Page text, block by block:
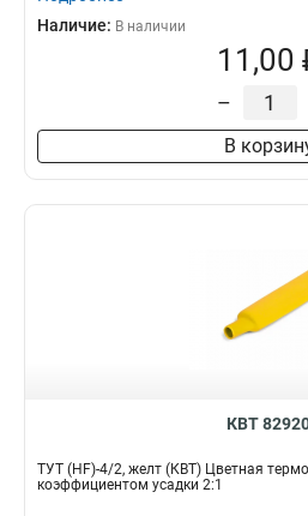
Наличие: В наличии
11,00
–
В
КВТ
ТУТ (HF)-4/2, желт (КВТ) Цветная
коэффициентом усадки 2:1